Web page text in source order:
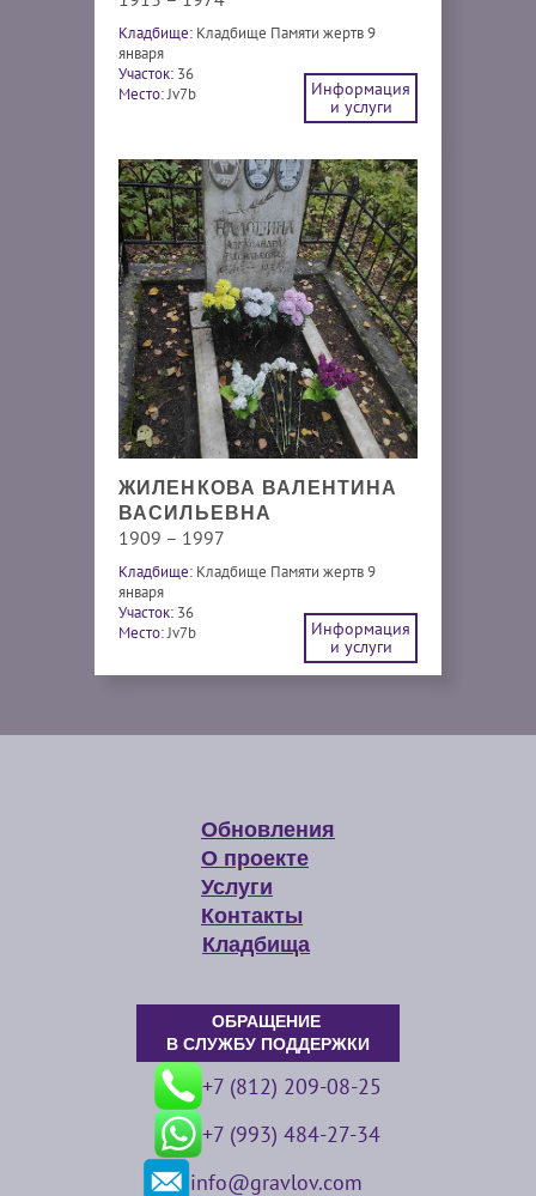
Кладбище: Кладбище Памяти жертв 9
января
Участок: 36
Место:Jv7b
Информация
и услуги
ЖИЛЕНКОВА ВАЛЕНТИНА
ВАСИЛЬЕВНА
1909 – 1997
Кладбище: Кладбище Памяти жертв 9
января
Участок: 36
Место:Jv7b
Информация
и услуги
Обновления
О проекте
Услуги
Контакты
Кладбища
ОБРАЩЕНИЕ
В СЛУЖБУ ПОДДЕРЖКИ
+7 (812) 209-08-25
+7 (993) 484-27-34
info@gravlov.com